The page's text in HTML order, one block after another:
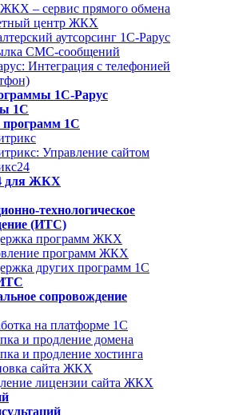
– сервис прямого обмена
центр ЖКХ
аутсорсинг 1С-Рарус
СМС-сообщений
Интеграция с телефонией
1С-Рарус
1С
программ 1С
Управление сайтом
для ЖКХ
технологическое
(ИТС)
программ ЖКХ
программ ЖКХ
других программ 1С
сопровождение
на платформе 1С
и продление домена
и продление хостинга
сайта ЖКХ
лицензии сайта ЖКХ